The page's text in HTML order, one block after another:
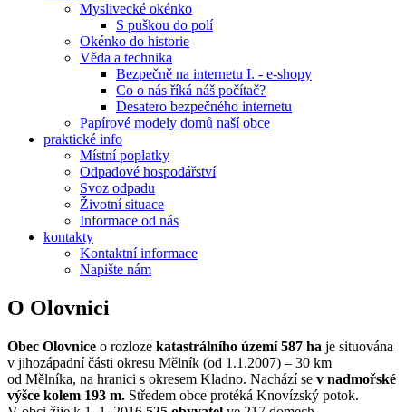
Myslivecké okénko
S puškou do polí
Okénko do historie
Věda a technika
Bezpečně na internetu I. - e-shopy
Co o nás říká náš počítač?
Desatero bezpečného internetu
Papírové modely domů naší obce
praktické info
Místní poplatky
Odpadové hospodářství
Svoz odpadu
Životní situace
Informace od nás
kontakty
Kontaktní informace
Napište nám
O Olovnici
Obec Olovnice o rozloze katastrálního území 587 ha je situována
v jihozápadní části okresu Mělník (od 1.1.2007) – 30 km
od Mělníka, na hranici s okresem Kladno. Nachází se v nadmořské
výšce kolem 193 m. Středem obce protéká Knovízský potok.